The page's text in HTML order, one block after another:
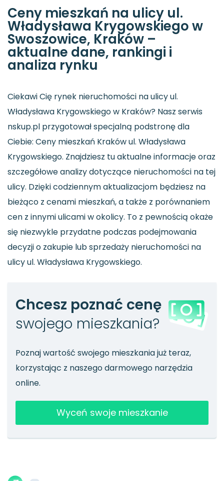
Ceny mieszkań na ulicy ul.
Władysława Krygowskiego w
Swoszowice, Kraków –
aktualne dane, rankingi i
analiza rynku
Ciekawi Cię rynek nieruchomości na ulicy ul.
Władysława Krygowskiego w Kraków? Nasz serwis
nskup.pl przygotował specjalną podstronę dla
Ciebie: Ceny mieszkań Kraków ul. Władysława
Krygowskiego. Znajdziesz tu aktualne informacje oraz
szczegółowe analizy dotyczące nieruchomości na tej
ulicy. Dzięki codziennym aktualizacjom będziesz na
bieżąco z cenami mieszkań, a także z porównaniem
cen z innymi ulicami w okolicy. To z pewnością okaże
się niezwykle przydatne podczas podejmowania
decyzji o zakupie lub sprzedaży nieruchomości na
ulicy ul. Władysława Krygowskiego.
Chcesz poznać cenę
swojego mieszkania?
Poznaj wartość swojego mieszkania już teraz,
korzystając z naszego darmowego narzędzia
online.
Wyceń swoje mieszkanie